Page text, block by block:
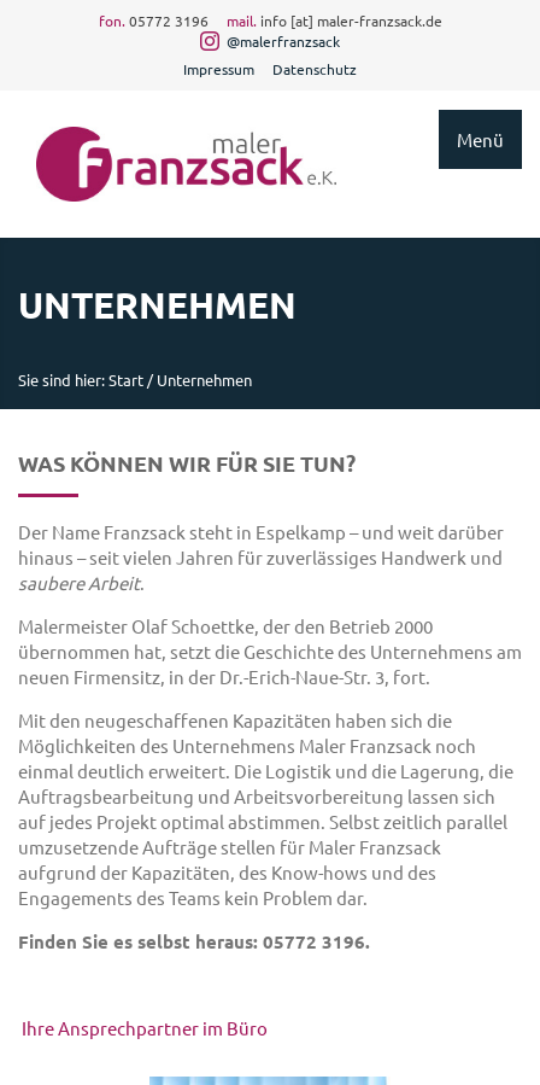
fon.05772 3196 mail. info [at] maler-franzsack.de
@malerfranzsack
Impressum
Datenschutz
Menü
UNTERNEHMEN
Sie sind hier:Start /Unternehmen
WAS KÖNNEN WIR FÜR SIE TUN?
Der Name Franzsack steht in Espelkamp – und weit darüber
hinaus – seit vielen Jahren für zuverlässiges Handwerk und
saubere Arbeit.
Malermeister Olaf Schoettke, der den Betrieb 2000
übernommen hat, setzt die Geschichte des Unternehmens am
neuen Firmensitz, in der Dr.-Erich-Naue-Str. 3, fort.
Mit den neugeschaffenen Kapazitäten haben sich die
Möglichkeiten des Unternehmens Maler Franzsack noch
einmal deutlich erweitert. Die Logistik und die Lagerung, die
Auftragsbearbeitung und Arbeitsvorbereitung lassen sich
auf jedes Projekt optimal abstimmen. Selbst zeitlich parallel
umzusetzende Aufträge stellen für Maler Franzsack
aufgrund der Kapazitäten, des Know-hows und des
Engagements des Teams kein Problem dar.
Finden Sie es selbst heraus: 05772 3196.
Ihre Ansprechpartner im Büro